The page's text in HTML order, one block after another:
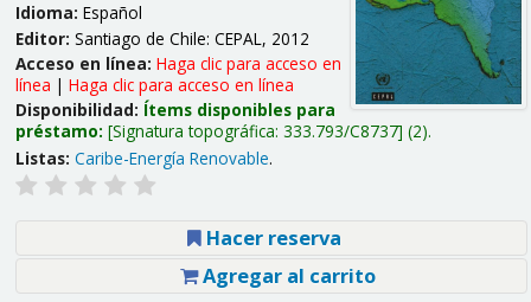
Idioma: Español
Editor: Santiago de Chile: CEPAL, 2012
Acceso en línea: Haga clic para acceso en
línea | Haga clic para acceso en línea
Disponibilidad: Ítems disponibles para
préstamo: Signatura topográfica: 333.793/C8737 (2).
Listas: Caribe-Energía Renovable.
Hacer reserva
Agregar al carrito